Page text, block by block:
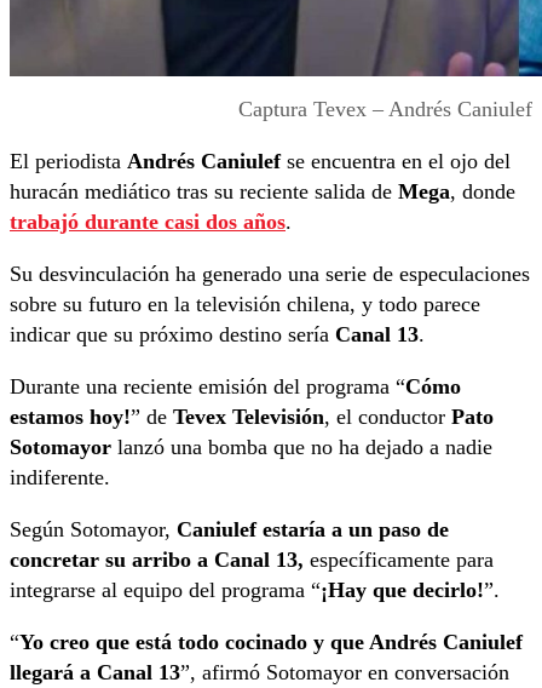
Captura Tevex – Andrés Caniulef
El periodista Andrés Caniulefse encuentra en el ojo del
huracán mediático tras su reciente salida de Mega, donde
trabajó durante casi dos años.
Su desvinculación ha generado una serie de especulaciones
sobre su futuro en la televisión chilena, y todo parece
indicar que su próximo destino sería Canal 13.
Durante una reciente emisión del programa “Cómo
estamos hoy!” de Tevex Televisión, el conductor Pato
Sotomayor lanzó una bomba que no ha dejado a nadie
indiferente.
Según Sotomayor, Caniulef estaría a un paso de
concretar su arribo a Canal 13, específicamente para
integrarse al equipo del programa “¡Hay que decirlo!”.
“Yo creo que está todo cocinado y que Andrés Caniulef
llegará a Canal 13”, afirmó Sotomayor en conversación